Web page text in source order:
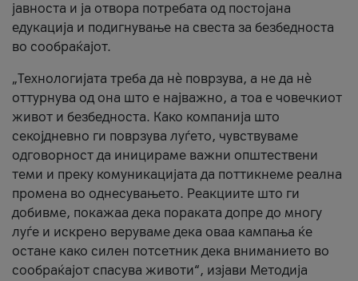
јавноста и ја отвора потребата од постојана
едукација и подигнување на свеста за безбедноста
во сообраќајот.
„Технологијата треба да нè поврзува, а не да нè
оттурнува од она што е најважно, а тоа е човечкиот
живот и безбедноста. Како компанија што
секојдневно ги поврзува луѓето, чувствуваме
одговорност да иницираме важни општествени
теми и преку комуникацијата да поттикнеме реална
промена во однесувањето. Реакциите што ги
добивме, покажаа дека пораката допре до многу
луѓе и искрено веруваме дека оваа кампања ќе
остане како силен потсетник дека вниманието во
сообраќајот спасува животи“, изјави Методија